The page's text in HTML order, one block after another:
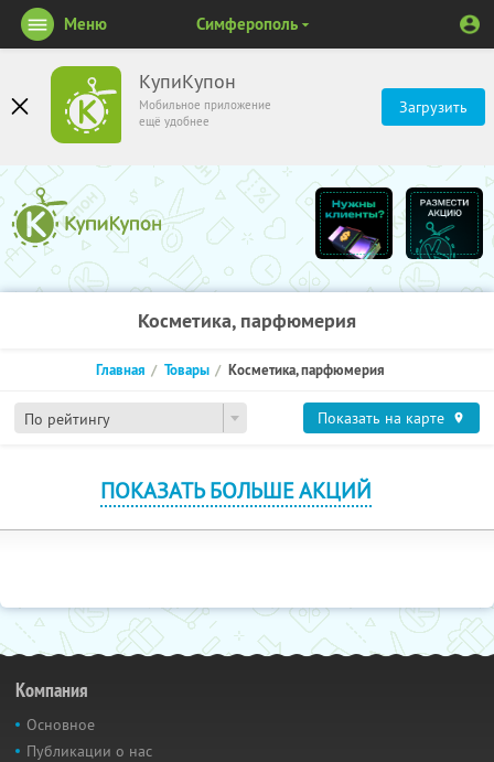
КупиКупон
Мобильное приложение
ещё удобнее
Загрузить
Меню Симферополь
Косметика, парфюмерия
По рейтингу
Главная Товары Косметика, парфюмерия
Показать на карте
ПОКАЗАТЬ БОЛЬШЕ АКЦИЙ
Компания
Основное
Публикации о нас